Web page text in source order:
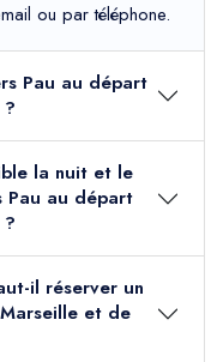
ou par téléphone.
Pau au départ
la nuit et le
Pau au départ
il réserver un
et de